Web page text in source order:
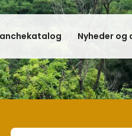
Nyheder og